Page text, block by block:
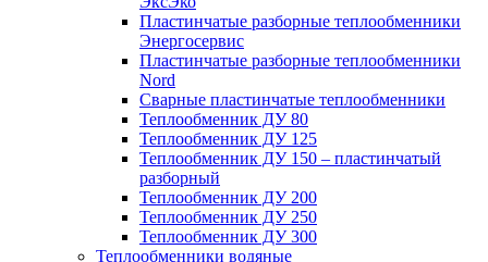
Пластинчатые разборные теплообменники
Энергосервис
Пластинчатые разборные теплообменники
Nord
Сварные пластинчатые теплообменники
Теплообменник ДУ 80
Теплообменник ДУ 125
Теплообменник ДУ 150 – пластинчатый
разборный
Теплообменник ДУ 200
Теплообменник ДУ 250
Теплообменник ДУ 300
Теплообменники водяные